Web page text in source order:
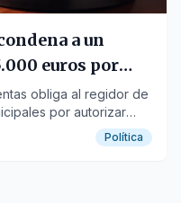
a un
euros por
obliga al regidor de
por autorizar
Política